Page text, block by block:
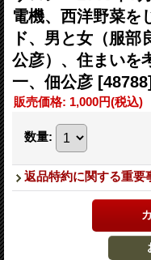
電機、西洋野菜を
ド、男と女（服
公彦）、住まい
一、佃公彦 [48788]
販売価格: 1,000円(税込)
数量:
返品特約に関する重要